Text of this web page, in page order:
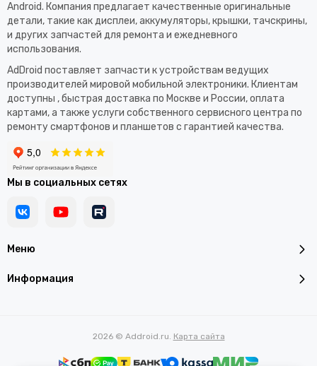
Меню
Информация
Android. Компания предлагает качественные оригинальные
детали, такие как дисплеи, аккумуляторы, крышки, тачскрины,
и других запчастей для ремонта и ежедневного
использования.​
AdDroid поставляет запчасти к устройствам ведущих
производителей мировой мобильной электроники. Клиентам
доступны , быстрая доставка по Москве и России, оплата
картами, а также услуги собственного сервисного центра по
ремонту смартфонов и планшетов с гарантией качества.
Мы в социальных сетях
2026 © Addroid.ru. Карта сайта